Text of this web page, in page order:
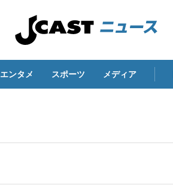
エンタメ スポーツ メディア